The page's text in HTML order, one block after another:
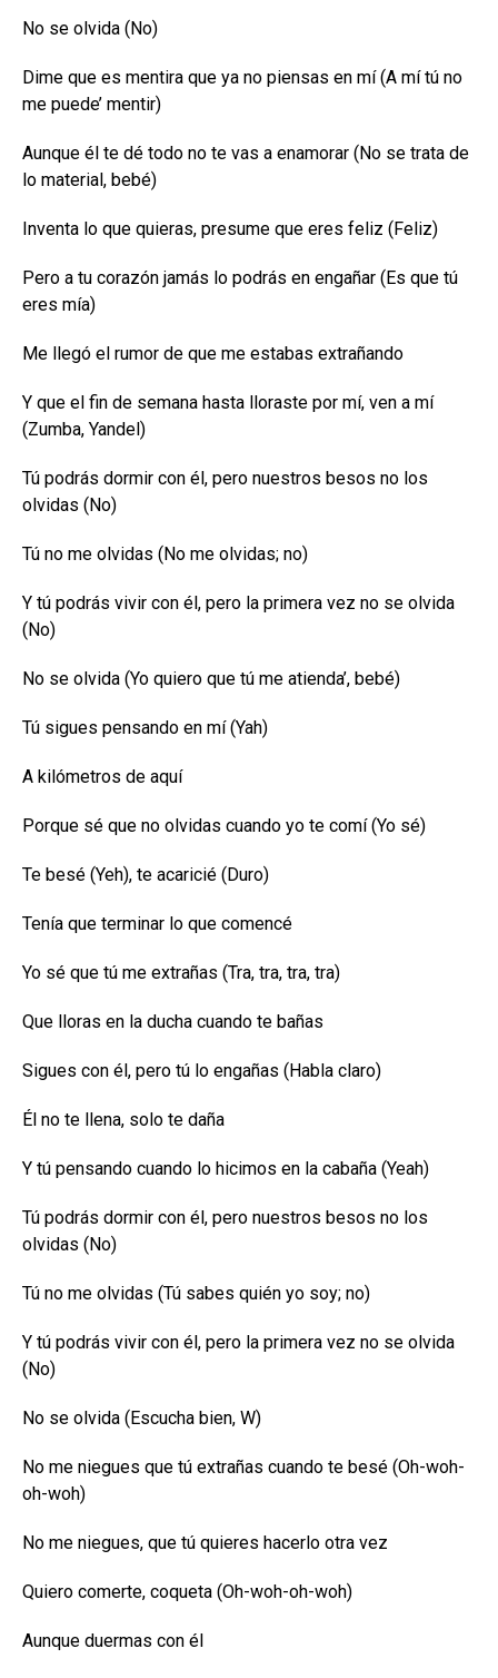
No se olvida (No)
Dime que es mentira que ya no piensas en mí (A mí tú no
me puede’ mentir)
Aunque él te dé todo no te vas a enamorar (No se trata de
lo material, bebé)
Inventa lo que quieras, presume que eres feliz (Feliz)
Pero a tu corazón jamás lo podrás en engañar (Es que tú
eres mía)
Me llegó el rumor de que me estabas extrañando
Y que el fin de semana hasta lloraste por mí, ven a mí
(Zumba, Yandel)
Tú podrás dormir con él, pero nuestros besos no los
olvidas (No)
Tú no me olvidas (No me olvidas; no)
Y tú podrás vivir con él, pero la primera vez no se olvida
(No)
No se olvida (Yo quiero que tú me atienda’, bebé)
Tú sigues pensando en mí (Yah)
A kilómetros de aquí
Porque sé que no olvidas cuando yo te comí (Yo sé)
Te besé (Yeh), te acaricié (Duro)
Tenía que terminar lo que comencé
Yo sé que tú me extrañas (Tra, tra, tra, tra)
Que lloras en la ducha cuando te bañas
Sigues con él, pero tú lo engañas (Habla claro)
Él no te llena, solo te daña
Y tú pensando cuando lo hicimos en la cabaña (Yeah)
Tú podrás dormir con él, pero nuestros besos no los
olvidas (No)
Tú no me olvidas (Tú sabes quién yo soy; no)
Y tú podrás vivir con él, pero la primera vez no se olvida
(No)
No se olvida (Escucha bien, W)
No me niegues que tú extrañas cuando te besé (Oh-woh-
oh-woh)
No me niegues, que tú quieres hacerlo otra vez
Quiero comerte, coqueta (Oh-woh-oh-woh)
Aunque duermas con él